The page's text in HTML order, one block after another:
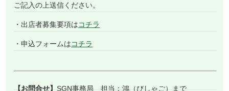
ご記入の上送信ください。
・出店者募集要項はコチラ
・申込フォームはコチラ
【お問合せ】SGN事務局 担当：鴻（びしゃご）まで